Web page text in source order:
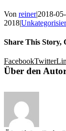
Von reiner|2018-
2018|
Share This Story,
FacebookTwitter
Über den